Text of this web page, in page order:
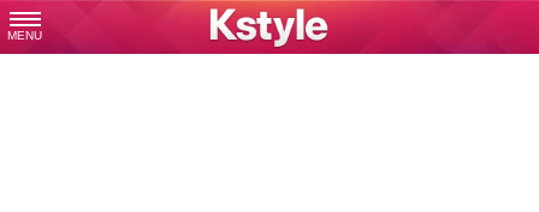
MENU